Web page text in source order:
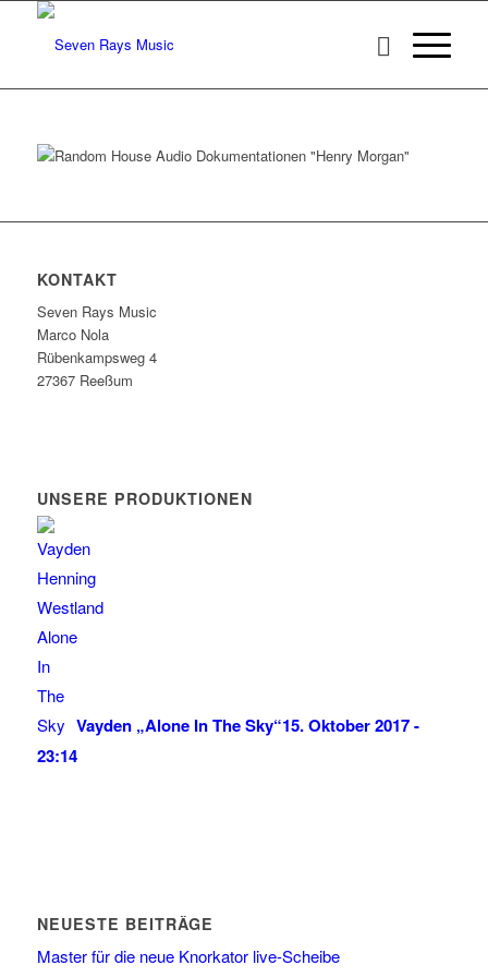
KONTAKT
Seven Rays Music
Marco Nola
Rübenkampsweg 4
27367 Reeßum
UNSERE PRODUKTIONEN
Vayden „Alone In The Sky“15. Oktober 2017 -
23:14
NEUESTE BEITRÄGE
Master für die neue Knorkator live-Scheibe